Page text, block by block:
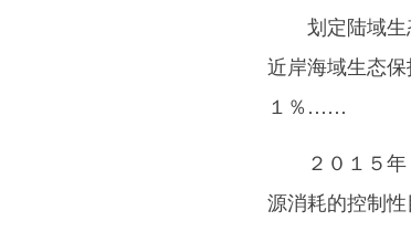
划定陆域生
近岸海域生态
１％……
２０１５年
源消耗的控制性